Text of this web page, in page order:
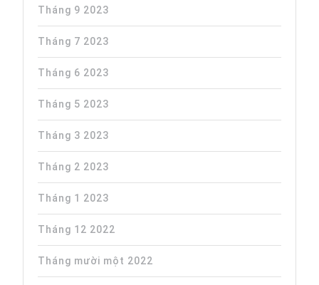
Tháng 9 2023
Tháng 7 2023
Tháng 6 2023
Tháng 5 2023
Tháng 3 2023
Tháng 2 2023
Tháng 1 2023
Tháng 12 2022
Tháng mười một 2022